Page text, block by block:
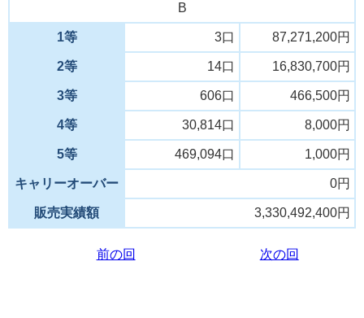
B
1等 3口 87,271,200円
2等 14口 16,830,700円
3等 606口 466,500円
4等 30,814口 8,000円
5等 469,094口 1,000円
キャリーオーバー 0円
販売実績額 3,330,492,400円
前の回 次の回